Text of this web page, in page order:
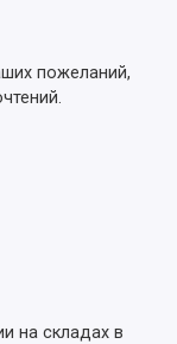
пожеланий,
на складах в